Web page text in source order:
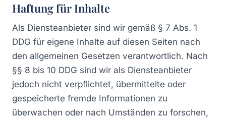
Haftung für Inhalte
Als Diensteanbieter sind wir gemäß § 7 Abs. 1
DDG für eigene Inhalte auf diesen Seiten nach
den allgemeinen Gesetzen verantwortlich. Nach
§§ 8 bis 10 DDG sind wir als Diensteanbieter
jedoch nicht verpflichtet, übermittelte oder
gespeicherte fremde Informationen zu
überwachen oder nach Umständen zu forschen,